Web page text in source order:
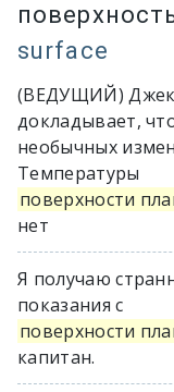
surface
(ВЕДУЩИЙ)
докладывает,
необычных
Температуры
поверхности
нет
Я получаю
показания с
поверхности
капитан.